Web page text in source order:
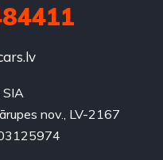
SIA
nov., LV-2167